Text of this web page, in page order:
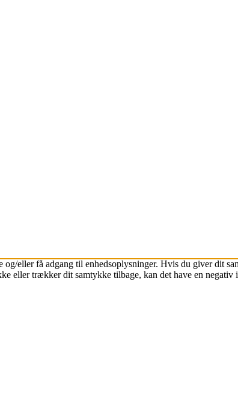
eller få adgang til enhedsoplysninger. Hvis du giver dit
eller trækker dit samtykke tilbage, kan det have en negativ